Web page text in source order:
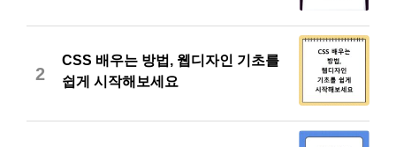
2
CSS 배우는 방법, 웹디자인 기초를
쉽게 시작해보세요